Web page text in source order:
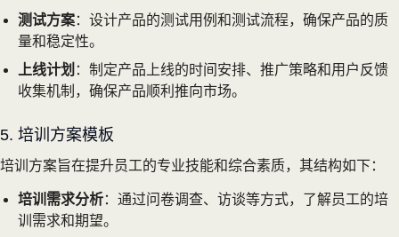
测试方案：设计产品的测试用例和测试流程，确保产品的质
量和稳定性。
上线计划 ：制定产品上线的时间安排、推广策略和用户反馈
收集机制，确保产品顺利推向市场。
5. 培训方案模板
培训方案旨在提升员工的专业技能和综合素质，其结构如下：
培训需求分析：通过问卷调查、访谈等方式，了解员工的培
训需求和期望。